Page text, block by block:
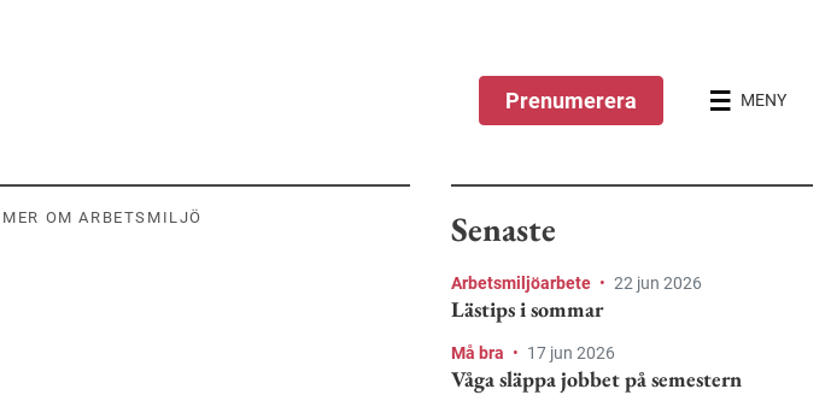
MER OM ARBETSMILJÖ
Prenumerera MENY
Senaste
Arbetsmiljöarbete • 22 jun 2026
Lästips i sommar
Må bra • 17 jun 2026
Våga släppa jobbet på semestern